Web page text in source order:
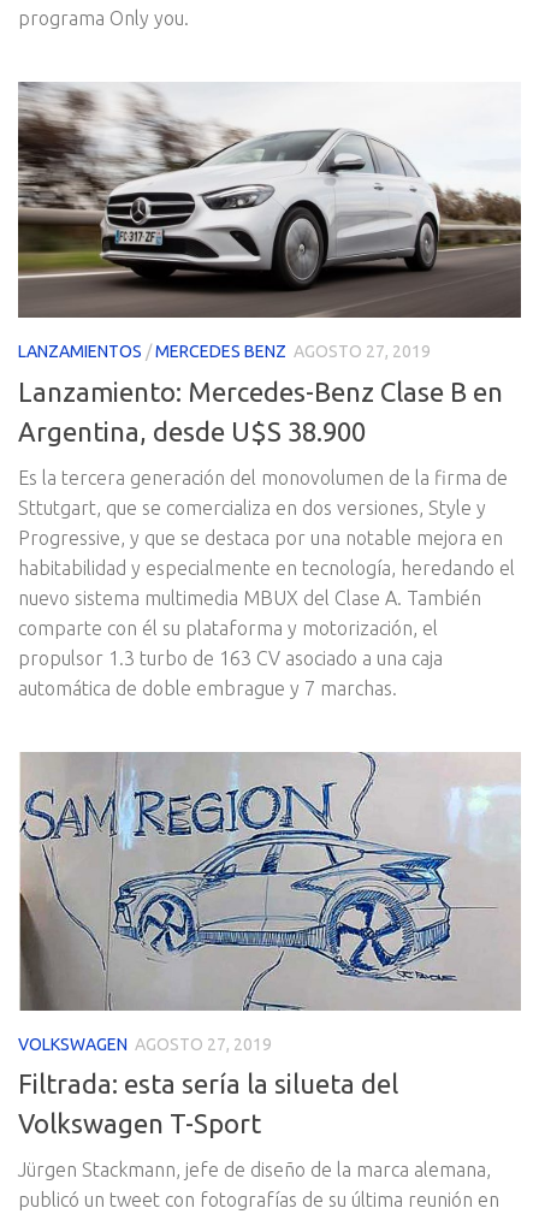
programa Only you.
LANZAMIENTOS /MERCEDES BENZ AGOSTO 27, 2019
Lanzamiento: Mercedes-Benz Clase B en
Argentina, desde U$S 38.900
Es la tercera generación del monovolumen de la firma de
Sttutgart, que se comercializa en dos versiones, Style y
Progressive, y que se destaca por una notable mejora en
habitabilidad y especialmente en tecnología, heredando el
nuevo sistema multimedia MBUX del Clase A. También
comparte con él su plataforma y motorización, el
propulsor 1.3 turbo de 163 CV asociado a una caja
automática de doble embrague y 7 marchas.
VOLKSWAGEN AGOSTO 27, 2019
Filtrada: esta sería la silueta del
Volkswagen T-Sport
Jürgen Stackmann, jefe de diseño de la marca alemana,
publicó un tweet con fotografías de su última reunión en